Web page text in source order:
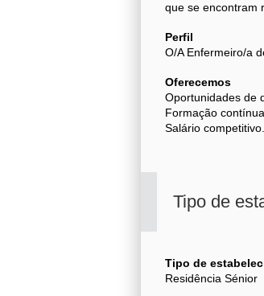
que se encontram
Perfil
O/A Enfermeiro/a
Oferecemos
Oportunidades de
Formação
Salário competitivo.
Tipo de
Tipo de
Residência Sénior